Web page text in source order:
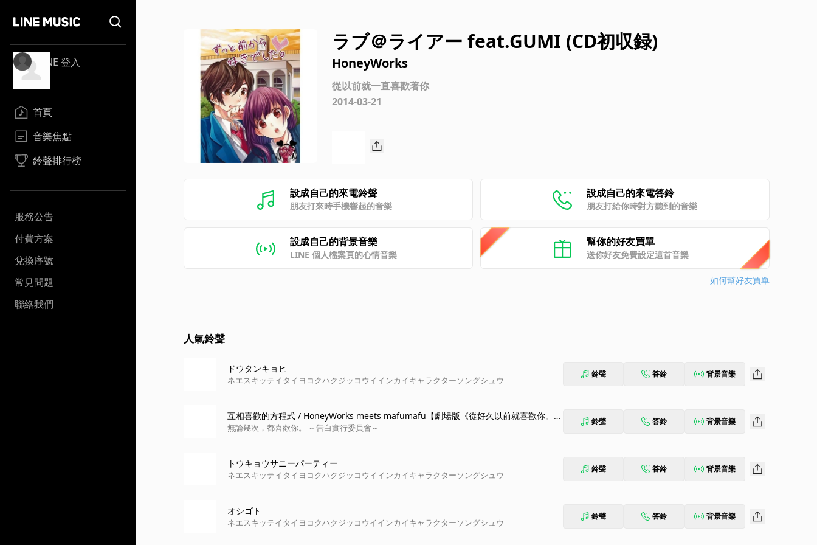
LINE 登入
首頁
音樂焦點
鈴聲排行榜
服務公告
付費方案
兌換序號
常見問題
聯絡我們
ラブ＠ライアー feat.GUMI (CD初収録)
HoneyWorks
從以前就一直喜歡著你
2014-03-21
設成自己的來電鈴聲
朋友打來時手機響起的音樂
設成自己的來電答鈴
朋友打給你時對方聽到的音樂
設成自己的背景音樂
LINE 個人檔案頁的心情音樂
幫你的好友買單
送你好友免費設定這首音樂
如何幫好友買單
人氣鈴聲
ドウタンキョヒ
ネエスキッテイタイヨコクハクジッコウイインカイキャラクターソングシュウ
鈴聲 答鈴 背景音樂
互相喜歡的方程式 / HoneyWorks meets mafumafu【劇場版《從好久以前就喜歡你。》
插曲】
無論幾次，都喜歡你。 ～告白實行委員會～
鈴聲 答鈴 背景音樂
トウキョウサニーパーティー
ネエスキッテイタイヨコクハクジッコウイインカイキャラクターソングシュウ
鈴聲 答鈴 背景音樂
オシゴト
ネエスキッテイタイヨコクハクジッコウイインカイキャラクターソングシュウ
鈴聲 答鈴 背景音樂